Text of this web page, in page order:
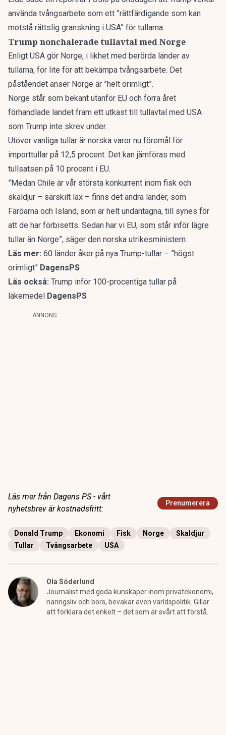
använda tvångsarbete som ett ”rättfärdigande som kan
motstå rättslig granskning i USA” för tullarna.
Trump nonchalerade tullavtal med Norge
Enligt USA gör Norge, i likhet med berörda länder av
tullarna, för lite för att bekämpa tvångsarbete. Det
påståendet anser Norge är ”helt orimligt”.
Norge står som bekant utanför EU och förra året
förhandlade landet fram ett utkast till tullavtal med USA
som Trump inte skrev under.
Utöver vanliga tullar är norska varor nu föremål för
importtullar på 12,5 procent. Det kan jämföras med
tullsatsen på 10 procent i EU.
”Medan Chile är vår största konkurrent inom fisk och
skaldjur – särskilt lax – finns det andra länder, som
Färöarna och Island, som är helt undantagna, till synes för
att de har förbisetts. Sedan har vi EU, som står inför lägre
tullar än Norge”, säger den norska utrikesministern.
Läs mer: 60 länder åker på nya Trump-tullar – ”högst
orimligt” DagensPS
Läs också: Trump inför 100-procentiga tullar på
läkemedel DagensPS
ANNONS
Läs mer från Dagens PS - vårt
nyhetsbrev är kostnadsfritt:
Prenumerera
Donald Trump Ekonomi Fisk Norge
Skaldjur
Tullar
Tvångsarbete USA
Ola Söderlund
Journalist med goda kunskaper inom privatekonomi,
näringsliv och börs, bevakar även världspolitik. Gillar
att förklara det enkelt – det som är svårt att förstå.